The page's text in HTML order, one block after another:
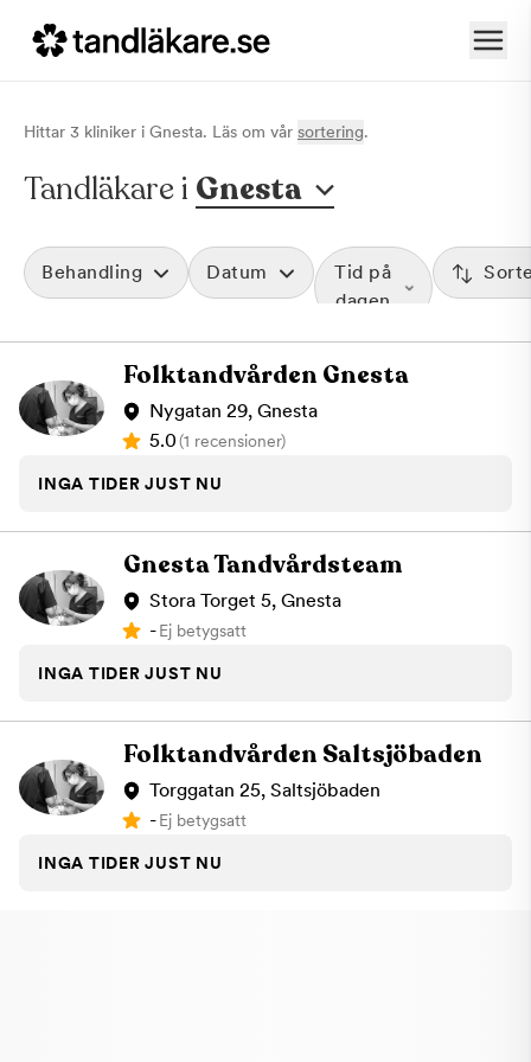
Hittar 3 kliniker i Gnesta. Läs om vår sortering.
Tandläkare i Gnesta
Behandling Datum
Tid på
dagen
Folktandvården Gnesta
Nygatan 29, Gnesta
5.0(1 recensioner)
INGA TIDER JUST NU
Gnesta Tandvårdsteam
Stora Torget 5, Gnesta
-Ej betygsatt
INGA TIDER JUST NU
Folktandvården Saltsjöbaden
Torggatan 25, Saltsjöbaden
-Ej betygsatt
INGA TIDER JUST NU